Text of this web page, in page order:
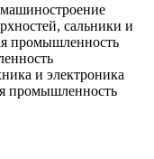
сальники и
промышленность
и электроника
промышленность